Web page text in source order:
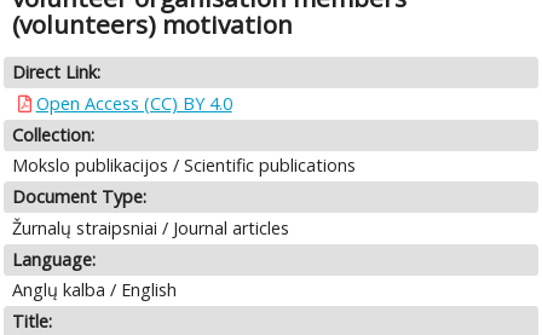
(volunteers) motivation
Direct Link:
Open Access (CC) BY 4.0
Collection:
Mokslo publikacijos / Scientific publications
Document Type:
Žurnalų straipsniai / Journal articles
Language:
Anglų kalba / English
Title: